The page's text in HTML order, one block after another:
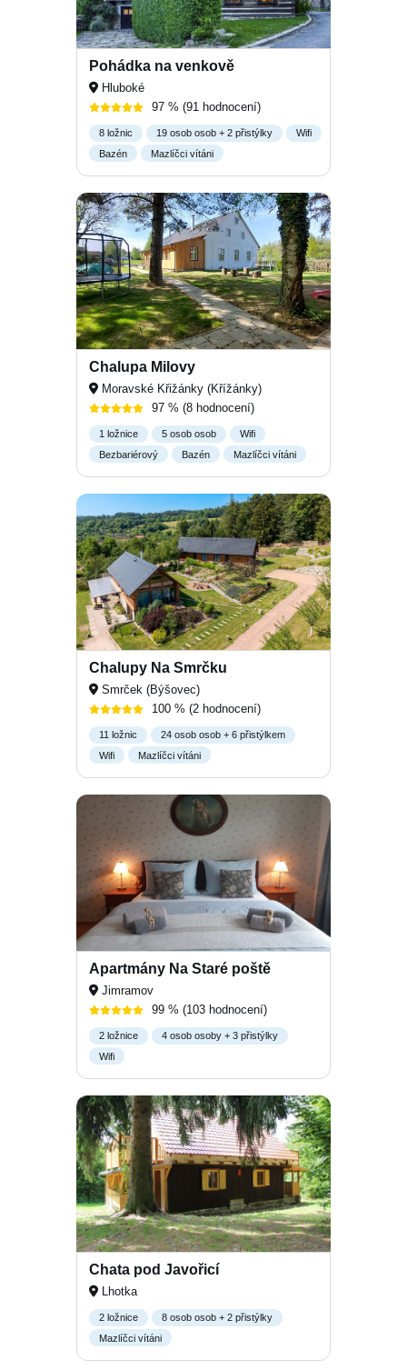
Pohádka na venkově
Hluboké
97 % (91 hodnocení)
8 ložnic 19 osob osob + 2 přistýlky
Wifi
Bazén
Mazlíčci vítáni
Chalupa Milovy
Moravské Křižánky (Křížánky)
97 % (8 hodnocení)
1 ložnice 5 osob osob
Wifi
Bezbariérový
Bazén Mazlíčci vítáni
Chalupy Na Smrčku
Smrček (Býšovec)
100 % (2 hodnocení)
11 ložnic
24 osob osob + 6 přistýlkem
Wifi
Mazlíčci vítáni
Apartmány Na Staré poště
Jimramov
99 % (103 hodnocení)
2 ložnice
4 osob osoby + 3 přistýlky
Wifi
Chata pod Javořicí
Lhotka
2 ložnice
8 osob osob + 2 přistýlky
Mazlíčci vítáni